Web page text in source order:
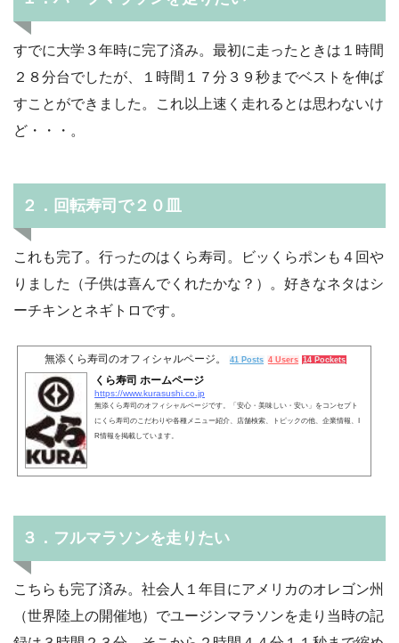
すでに大学３年時に完了済み。最初に走ったときは１時間
２８分台でしたが、１時間１７分３９秒までベストを伸ば
すことができました。これ以上速く走れるとは思わないけ
ど・・・。
２．回転寿司で２０皿
これも完了。行ったのはくら寿司。ビッくらポンも４回や
りました（子供は喜んでくれたかな？）。好きなネタはシ
ーチキンとネギトロです。
無添くら寿司のオフィシャルページ。 41 Posts 4 Users 14 Pockets
くら寿司 ホームページ
https://www.kurasushi.co.jp
無添くら寿司のオフィシャルページです。「安心・美味しい・安い」をコンセプト
にくら寿司のこだわりや各種メニュー紹介、店舗検索、トピックの他、企業情報、I
R情報を掲載しています。
３．フルマラソンを走りたい
こちらも完了済み。社会人１年目にアメリカのオレゴン州
（世界陸上の開催地）でユージンマラソンを走り当時の記